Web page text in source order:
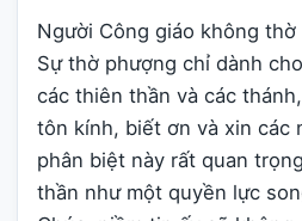
Người Công giáo không
Sự thờ phượng chỉ dành
các thiên thần và các
tôn kính, biết ơn và xin các
phân biệt này rất quan
thần như một quyền lực